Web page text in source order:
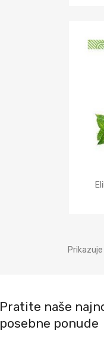
Pratite naše
posebne ponude